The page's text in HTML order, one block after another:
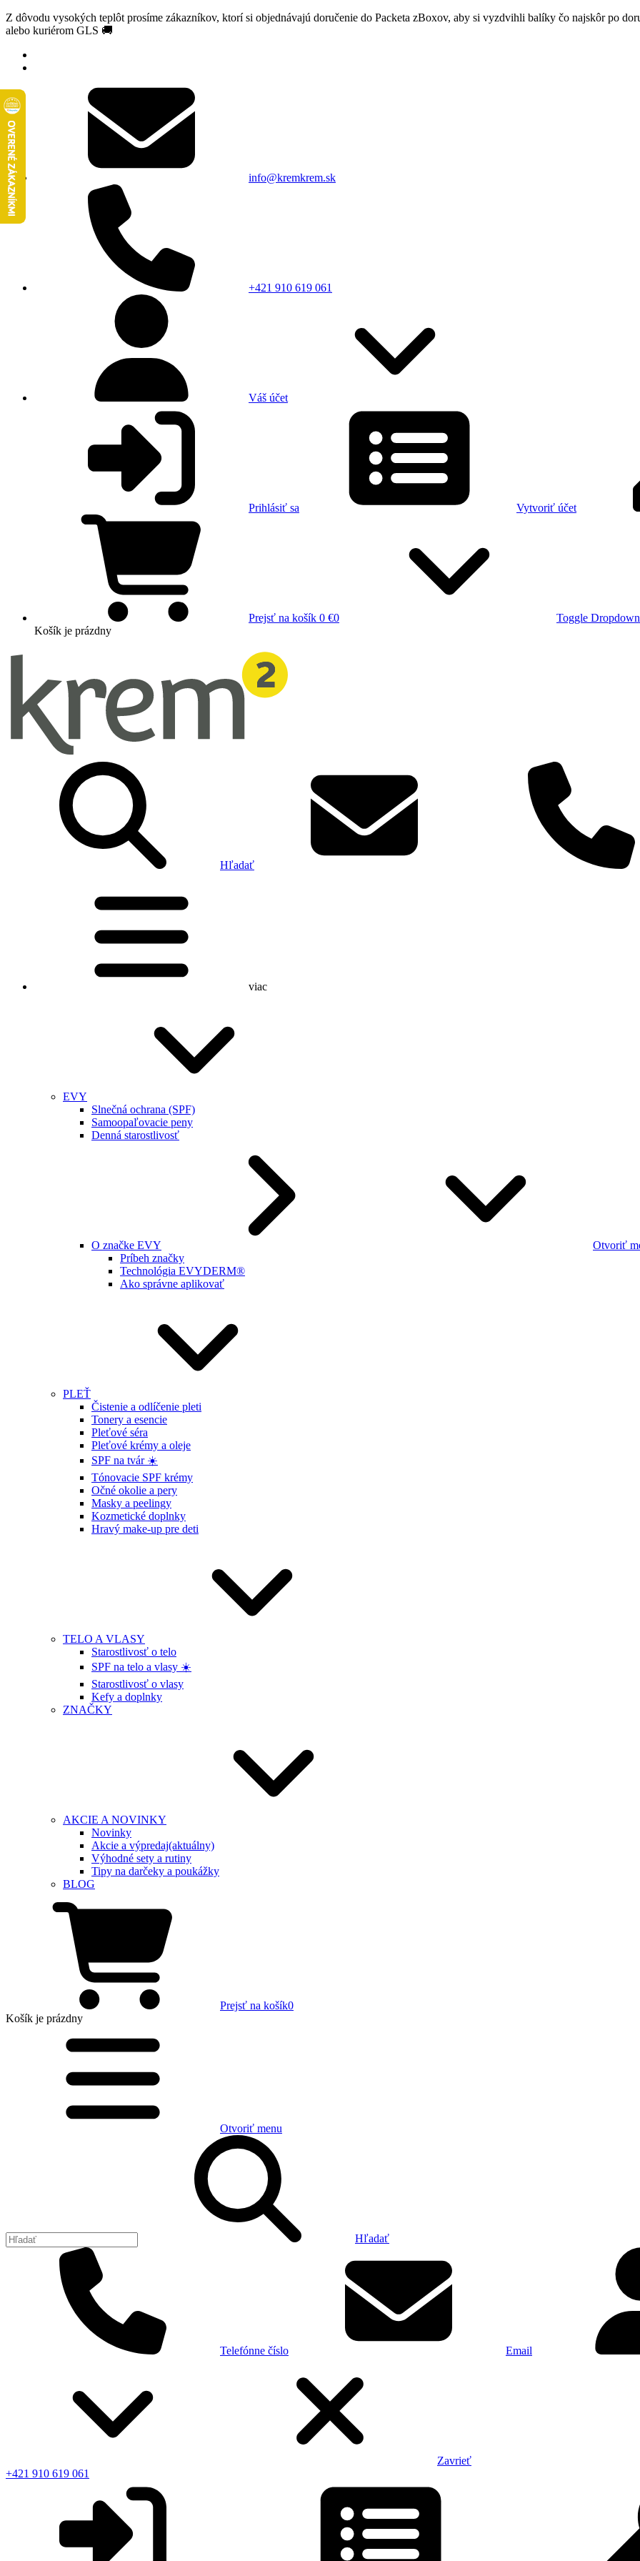
Z dôvodu vysokých teplôt prosíme zákazníkov, ktorí si objednávajú doručenie do Packeta zBoxov, aby si vyzdvihli balíky čo najskôr po
alebo kuriérom GLS 🚚
info@kremkrem.sk
+421 910 619 061
Váš účet
Prihlásiť sa Vytvoriť účet
Prejsť na košík 0 €0
Toggle Dropdown
Košík je prázdny
Hľadať
viac
EVY
Slnečná ochrana (SPF)
Samoopaľovacie peny
Denná starostlivosť
O značke EVY
Otvoriť
Príbeh značky
Technológia EVYDERM®
Ako správne aplikovať
PLEŤ
Čistenie a odlíčenie pleti
Tonery a esencie
Pleťové séra
Pleťové krémy a oleje
SPF na tvár ☀️
Tónovacie SPF krémy
Očné okolie a pery
Masky a peelingy
Kozmetické doplnky
Hravý make-up pre deti
TELO A VLASY
Starostlivosť o telo
SPF na telo a vlasy ☀️
Starostlivosť o vlasy
Kefy a doplnky
ZNAČKY
AKCIE A NOVINKY
Novinky
Akcie a výpredaj(aktuálny)
Výhodné sety a rutiny
Tipy na darčeky a poukážky
BLOG
Prejsť na košík0
Košík je prázdny
Otvoriť menu
Hľadať
Telefónne číslo Email
Zavrieť
+421 910 619 061